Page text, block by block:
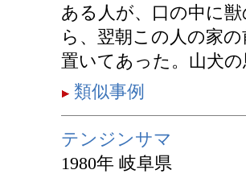
ある人が、口の中に
ら、翌朝この人の家
置いてあった。山犬
類似事例
テンジンサマ
1980年 岐阜県